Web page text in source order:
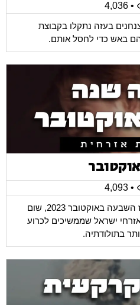
• 4,036
בעזה נתקלו בקבוצת
באש כדי לחסל אותם.
• 4,093
למרות שעברה שנה שלמה מאז השבעה באוקטובר 2023, שום
ישראל שממשיכים לכרוע
בתולודתיה.